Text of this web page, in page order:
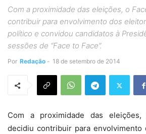
Com a proximidade das eleições, o
contribuir para envolvimento dos
político e convidou candidatos à
sessões de “Face to Face”.
Por Redação - 18 de setembro de 2014
Com a proximidade das
decidiu contribuir para